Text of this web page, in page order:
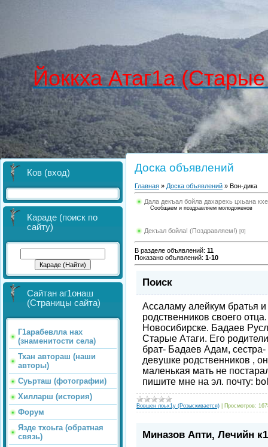
Йоккха Атаг1а
Ков (вход)
Караде (поиск по
сайту)
Сайтан аг1онаш
(Страницы сайта)
Г1арабевлла нах
(знаменитости села)
Тхан автораш (наши
авторы)
Суьрташ (фотографии)
Хилларш (история)
Форум
Язде тхоьга (обратная
связь)
Доска объявлений
Главная » Доска объявлений » Вон-дика
Дала декъал бойла дахарехь цхьана
Сообщаем и поздравляем молодоженов
Декъал бойла! (Поздравляем!) [0]
В разделе объявлений: 11
Показано объявлений: 1-10
Поиск
Ассаламу алейкум братья
родственников своего
Новосибирске. Бадаев
Старые Атаги. Его
брат- Бадаев Адам,
девушке родственников ,
маленькая мать не
пишите мне на эл. почту:
Вовшен лоьх1у (Розыскивается) Просмотров:
Миназов Апти, Лечийн